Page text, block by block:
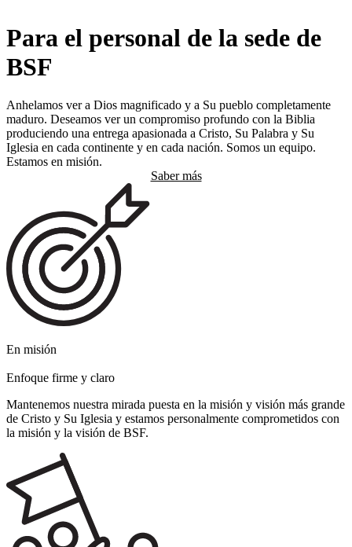
Para el personal de la sede de
BSF
Anhelamos ver a Dios magnificado y a Su pueblo completamente
maduro. Deseamos ver un compromiso profundo con la Biblia
produciendo una entrega apasionada a Cristo, Su Palabra y Su
Iglesia en cada continente y en cada nación. Somos un equipo.
Estamos en misión.
Saber más
En misión
Enfoque firme y claro
Mantenemos nuestra mirada puesta en la misión y visión más grande
de Cristo y Su Iglesia y estamos personalmente comprometidos con
la misión y la visión de BSF.